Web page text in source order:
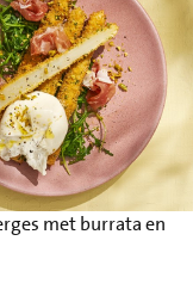
met burrata en